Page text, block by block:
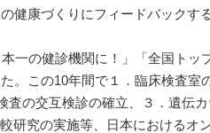
健康づくりにフィードバックす
一の健診機関に！」「全国トッ
。この10年間で１．臨床検査室
の交互検診の確立、３．遺伝
研究の実施等、日本におけるオ